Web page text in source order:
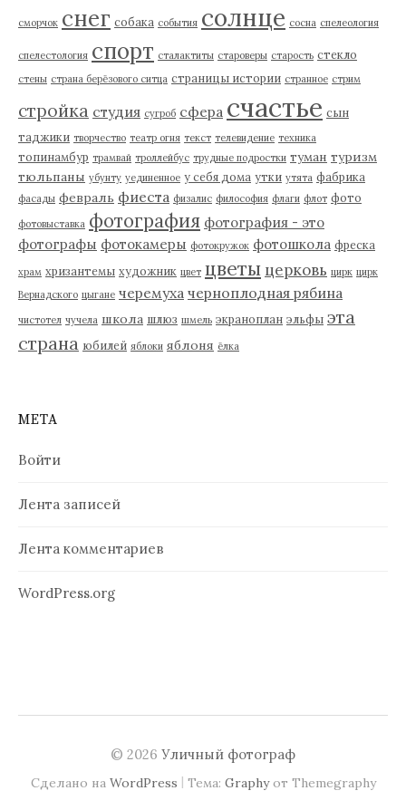
сморчок снег собака события солнце сосна спелеология
спелестология спорт сталактиты староверы старость стекло
стены страна берёзового ситца страницы истории странное стрим
стройка студия сугроб сфера счастье сын
таджики творчество театр огня текст телевидение техника
топинамбур трамвай троллейбус трудные подростки туман туризм
тюльпаны убунту уединенное у себя дома утки утята фабрика
фасады февраль фиеста физалис философия флаги флот фото
фотовыставка фотография фотография - это
фотографы фотокамеры фотокружок фотошкола фреска
храм хризантемы художник цвет цветы церковь цирк цирк
Вернадского цыгане черемуха черноплодная рябина
чистотел чучела школа шлюз шмель экраноплан эльфы эта
страна юбилей яблоки яблоня ёлка
МЕТА
Войти
Лента записей
Лента комментариев
WordPress.org
© 2026 Уличный фотограф
Сделано на WordPress | Тема: Graphyот Themegraphy